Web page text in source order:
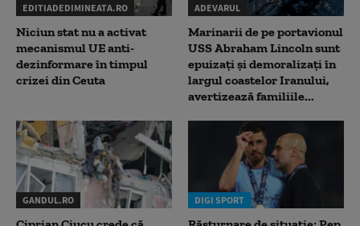
EDITIADEDIMINEATA.RO
Niciun stat nu a activat
mecanismul UE anti-
dezinformare în timpul
crizei din Ceuta
ADEVARUL
Marinarii de pe portavionul
USS Abraham Lincoln sunt
epuizați și demoralizați în
largul coastelor Iranului,
avertizează familiile...
GANDUL.RO DIGI SPORT